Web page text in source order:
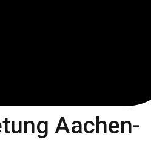
Aachen-